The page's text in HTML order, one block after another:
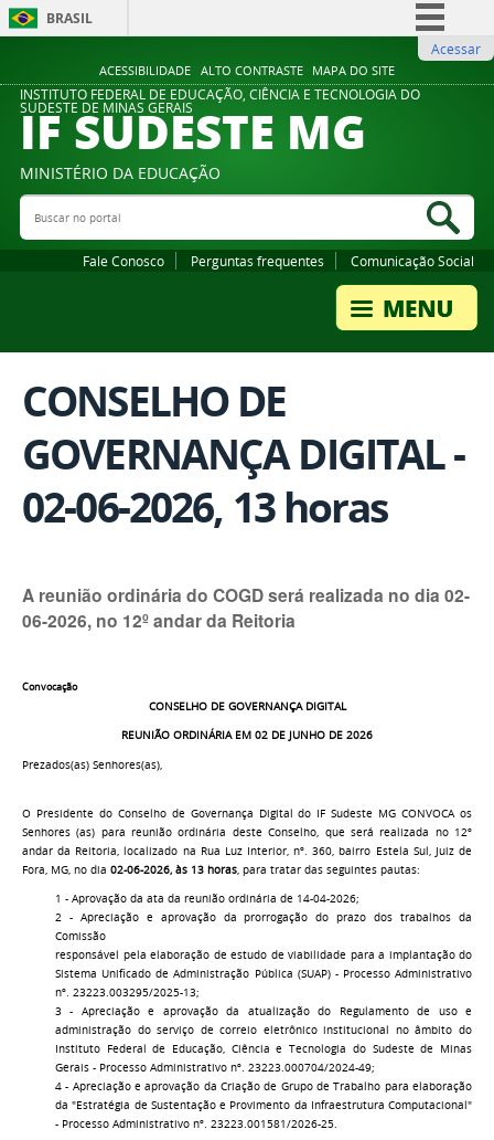
ACESSIBILIDADE ALTO CONTRASTE MAPA DO SITE
BRASIL
Comunica BR
Participe
Legislação
Acessar
INSTITUTO FEDERAL DE EDUCAÇÃO, CIÊNCIA E TECNOLOGIA DO
SUDESTE DE MINAS GERAIS
IF SUDESTE MG
MINISTÉRIO DA EDUCAÇÃO
Buscar no portal
Fale Conosco Perguntas frequentes Comunicação Social
CONSELHO DE
GOVERNANÇA DIGITAL -
02-06-2026, 13 horas
A reunião ordinária do COGD será realizada no dia 02-
06-2026, no 12º andar da Reitoria
Convocação
CONSELHO DE GOVERNANÇA DIGITAL
REUNIÃO ORDINÁRIA EM 02 DE JUNHO DE 2026
Prezados(as) Senhores(as),
O Presidente do Conselho de Governança Digital do IF Sudeste MG CONVOCA os
Senhores (as) para reunião ordinária deste Conselho, que será realizada no 12º
andar da Reitoria, localizado na Rua Luz Interior, nº. 360, bairro Estela Sul, Juiz de
Fora, MG, no dia 02-06-2026, às 13 horas , para tratar das seguintes pautas:
1 - Aprovação da ata da reunião ordinária de 14-04-2026;
2 - Apreciação e aprovação da prorrogação do prazo dos trabalhos da
Comissão
responsável pela elaboração de estudo de viabilidade para a implantação do
Sistema Unificado de Administração Pública (SUAP) - Processo Administrativo
nº. 23223.003295/2025-13;
3 - Apreciação e aprovação da atualização do Regulamento de uso e
administração do serviço de correio eletrônico institucional no âmbito do
Instituto Federal de Educação, Ciência e Tecnologia do Sudeste de Minas
Gerais - Processo Administrativo nº. 23223.000704/2024-49;
4 - Apreciação e aprovação da Criação de Grupo de Trabalho para elaboração
da "Estratégia de Sustentação e Provimento da Infraestrutura Computacional"
- Processo Administrativo nº. 23223.001581/2026-25.